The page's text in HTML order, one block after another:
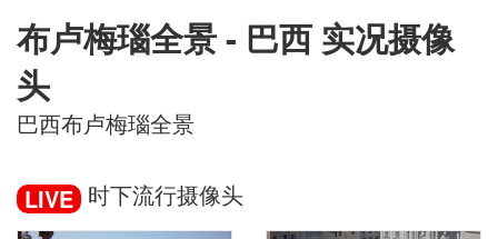
布卢梅瑙全景 - 巴西 实况摄像
头
巴西布卢梅瑙全景
LIVE 时下流行摄像头